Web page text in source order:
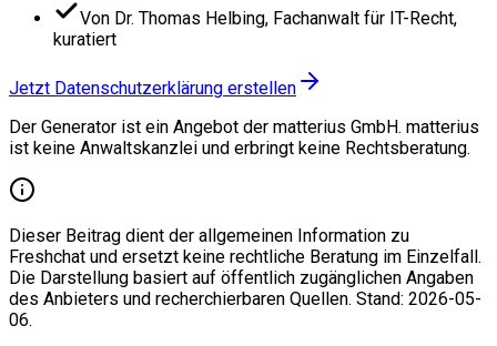
Von Dr. Thomas Helbing, Fachanwalt für IT-Recht,
kuratiert
Jetzt Datenschutzerklärung erstellen
Der Generator ist ein Angebot der matterius GmbH. matterius
ist keine Anwaltskanzlei und erbringt keine Rechtsberatung.
Dieser Beitrag dient der allgemeinen Information zu
Freshchat und ersetzt keine rechtliche Beratung im Einzelfall.
Die Darstellung basiert auf öffentlich zugänglichen Angaben
des Anbieters und recherchierbaren Quellen. Stand: 2026-05-
06.